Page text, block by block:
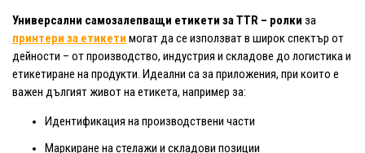
Универсални самозалепващи етикети за TTR – ролки за
принтери за етикети могат да се използват в широк спектър от
дейности – от производство, индустрия и складове до логистика и
етикетиране на продукти. Идеални са за приложения, при които е
важен дългият живот на етикета, например за:
Идентификация на производствени части
Маркиране на стелажи и складови позиции